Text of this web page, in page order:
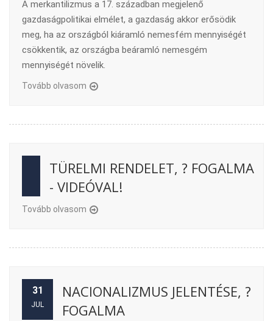
A merkantilizmus a 17. században megjelenő
gazdaságpolitikai elmélet, a gazdaság akkor erősödik
meg, ha az országból kiáramló nemesfém mennyiségét
csökkentik, az országba beáramló nemesgém
mennyiségét növelik.
Tovább olvasom
TÜRELMI RENDELET, ? FOGALMA
- VIDEÓVAL!
Tovább olvasom
31
JUL
NACIONALIZMUS JELENTÉSE, ?
FOGALMA